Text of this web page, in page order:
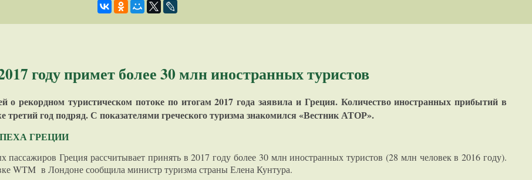
году примет более 30 млн иностранных туристов
о рекордном туристическом потоке по итогам 2017 года заявила и Греция. Количество иностранных прибытий в
третий год подряд. С показателями греческого туризма знакомился «Вестник АТОР».
ГРЕЦИИ
пассажиров Греция рассчитывает принять в 2017 году более 30 млн иностранных туристов (28 млн человек в 2016 году).
WTM в Лондоне сообщила министр туризма страны Елена Кунтура.